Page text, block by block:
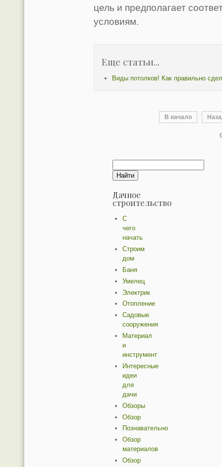
цель и предполагает
условиям.
Еще статьи...
Виды потолков! Как правильно
В начало
Дачное
строительство
С
чего
начать
Строим
дом
Баня
Умелец
Электрик
Отопление
Садовые
сооружения
Материал
и
инструмент
Интересные
идеи
для
дачи
Обзоры
Обзор
Познавательно
Обзор
материалов
Обзор